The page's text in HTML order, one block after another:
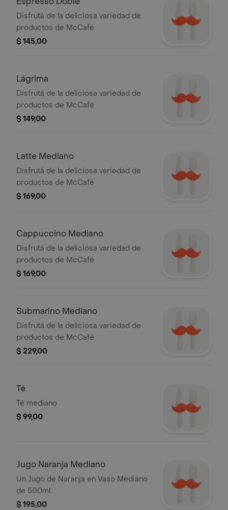
Disfrutá de la deliciosa variedad de
productos de McCafé
$ 145,00
Lágrima
Disfrutá de la deliciosa variedad de
productos de McCafé
$ 149,00
Latte Mediano
Disfrutá de la deliciosa variedad de
productos de McCafé
$ 169,00
Cappuccino Mediano
Disfrutá de la deliciosa variedad de
productos de McCafé
$ 169,00
Submarino Mediano
Disfrutá de la deliciosa variedad de
productos de McCafé
$ 229,00
Té
Té mediano
$ 99,00
Jugo Naranja Mediano
Un Jugo de Naranja en Vaso Mediano
de 500ml.
$ 195,00